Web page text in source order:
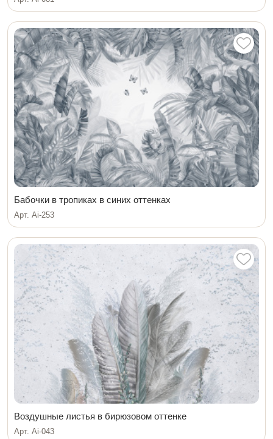
Бабочки в тропиках в синих оттенках
Арт. Ai-253
Воздушные листья в бирюзовом оттенке
Арт. Ai-043